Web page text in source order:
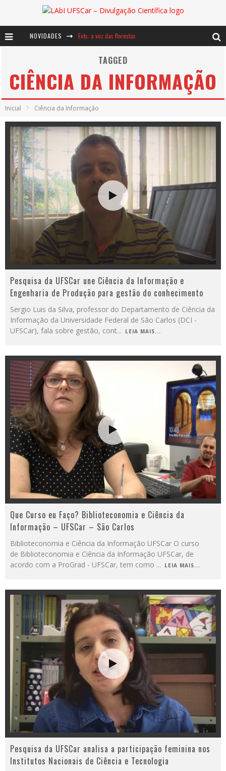
NOVIDADES Ents: a voz das florestas
Notáveis: Bertha Lutz
Baú de Histórias - A jamais imaginada aventura com os moinhos de vento
TAGGED
CIÊNCIA DA INFORMAÇÃO
Inicial Ciência da Informação
Pesquisa da UFSCar une Ciência da Informação e
Engenharia de Produção para gestão do conhecimento
Sergio Luis da Silva, professor do Departamento de Ciência da
Informação da Universidade Federal de São Carlos (DCI -
UFSCar), fala sobre gestão, cont... LEIA MAIS...
Que Curso eu Faço? Biblioteconomia e Ciência da
Informação – UFSCar – São Carlos
Biblioteconomia e Ciência da Informação UFSCar O curso
de Biblioteconomia e Ciência da Informação UFSCar, de
acordo com a ProGrad - UFSCar, tem como ... LEIA MAIS...
Pesquisa da UFSCar analisa a participação feminina nos
Institutos Nacionais de Ciência e Tecnologia